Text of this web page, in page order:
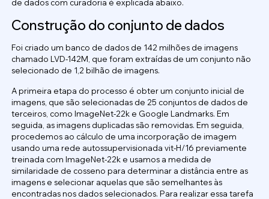
de dados com curadoria é explicada abaixo.
Construção do conjunto de dados
Foi criado um banco de dados de 142 milhões de imagens
chamado LVD-142M, que foram extraídas de um conjunto não
selecionado de 1,2 bilhão de imagens.
A primeira etapa do processo é obter um conjunto inicial de
imagens, que são selecionadas de 25 conjuntos de dados de
terceiros, como ImageNet-22k e Google Landmarks. Em
seguida, as imagens duplicadas são removidas. Em seguida,
procedemos ao cálculo de uma incorporação de imagem
usando uma rede autossupervisionada vit-H/16 previamente
treinada com ImageNet-22k e usamos a medida de
similaridade de cosseno para determinar a distância entre as
imagens e selecionar aquelas que são semelhantes às
encontradas nos dados selecionados. Para realizar essa tarefa